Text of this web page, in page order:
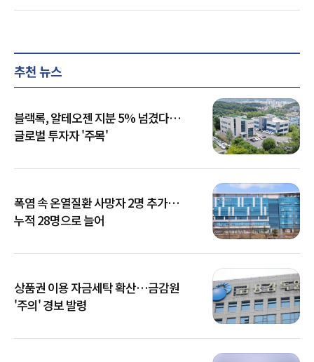
추천 뉴스
블랙록, 알테오젠 지분 5% 넘겼다…
글로벌 투자자 '주목'
폭염 속 온열질환 사망자 2명 추가…
누적 28명으로 늘어
상품권 이용 자금세탁 확산…금감원
'주의' 경보 발령